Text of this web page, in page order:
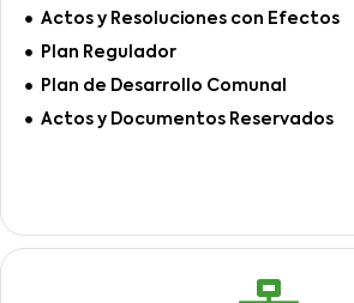
Actos y Resoluciones con Efectos
Plan Regulador
Plan de Desarrollo Comunal
Actos y Documentos Reservados